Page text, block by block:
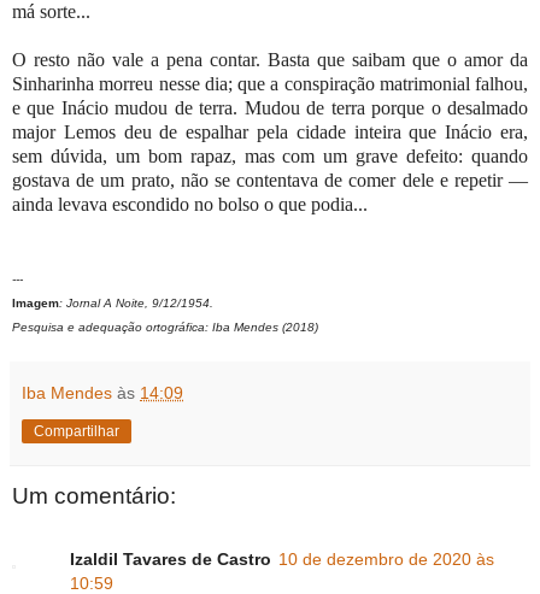
má sorte...
O resto não vale a pena contar. Basta que saibam que o amor da
Sinharinha morreu nesse dia; que a conspiração matrimonial falhou,
e que Inácio mudou de terra. Mudou de terra porque o desalmado
major Lemos deu de espalhar pela cidade inteira que Inácio era,
sem dúvida, um bom rapaz, mas com um grave defeito: quando
gostava de um prato, não se contentava de comer dele e repetir —
ainda levava escondido no bolso o que podia...
---
Imagem: Jornal A Noite, 9/12/1954.
Pesquisa e adequação ortográfica: Iba Mendes (2018)
Iba Mendes às 14:09
Compartilhar
Um comentário:
Izaldil Tavares de Castro 10 de dezembro de 2020 às
10:59